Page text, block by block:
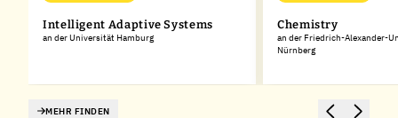
Intelligent Adaptive Systems
an der Universität Hamburg
Chemistry
an der Friedrich-Alexander-
Nürnberg
MEHR FINDEN